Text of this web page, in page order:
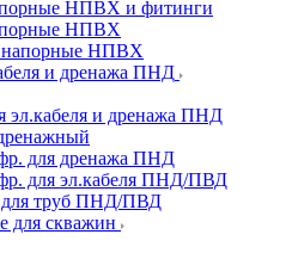
НПВХ и фитинги
НПВХ
НПВХ
и дренажа ПНД
эл.кабеля и дренажа ПНД
для дренажа ПНД
для эл.кабеля ПНД/ПВД
труб ПНД/ПВД
для скважин